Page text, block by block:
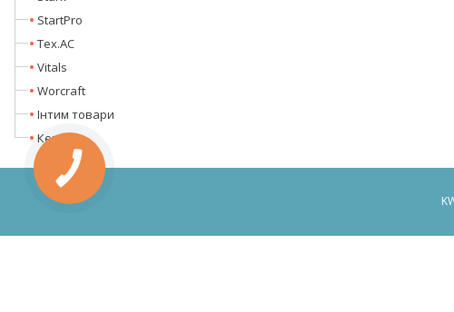
StartPro
Tex.AC
Vitals
Worcraft
Інтим товари
Кентавр
КНОПКА
ЗВ'ЯЗКУ